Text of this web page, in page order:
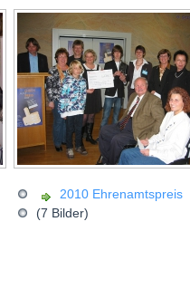
2010 Ehrenamtspreis
(7 Bilder)